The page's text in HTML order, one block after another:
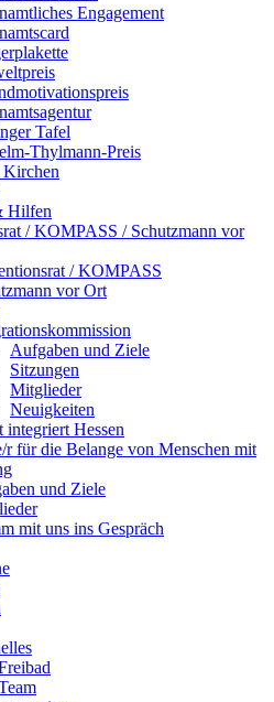
Engagement
Tafel
Thylmann-Preis
Hilfen
/ KOMPASS / Schutzmann vor
/ KOMPASS
vor Ort
Aufgaben und Ziele
Sitzungen
Mitglieder
Neuigkeiten
integriert Hessen
r für die Belange von Menschen mit
und Ziele
mit uns ins Gespräch